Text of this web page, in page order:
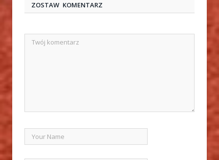
ZOSTAW KOMENTARZ